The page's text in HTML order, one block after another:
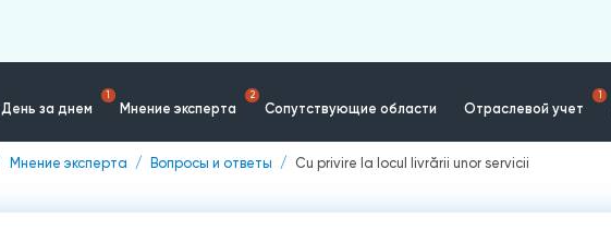
День за днем
1
Мнение эксперта
2
Сопутствующие области Отраслевой учет
1
Мнение эксперта Вопросы и ответы Cu privire la locul livrării unor servicii